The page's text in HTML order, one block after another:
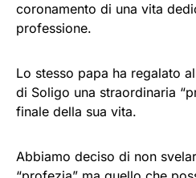
coronamento di una vita
professione.
Lo stesso papa ha regalato
di Soligo una straordinaria
finale della sua vita.
Abbiamo deciso di non